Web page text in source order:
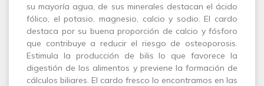
su mayoría agua, de sus minerales destacan el ácido
fólico, el potasio, magnesio, calcio y sodio. El cardo
destaca por su buena proporción de calcio y fósforo
que contribuye a reducir el riesgo de osteoporosis.
Estimula la producción de bilis lo que favorece la
digestión de los alimentos y previene la formación de
cálculos biliares. El cardo fresco lo encontramos en las